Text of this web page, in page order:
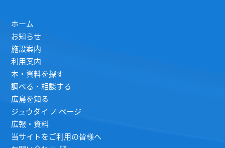
ホーム
お知らせ
施設案内
利用案内
本・資料を探す
調べる・相談する
広島を知る
ジュウダイ ノ ページ
広報・資料
当サイトをご利用の皆様へ